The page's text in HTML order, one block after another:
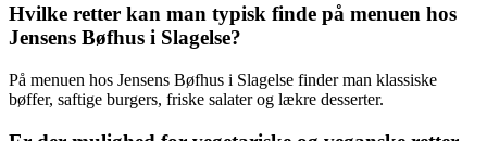
Hvilke retter kan man typisk finde på menuen hos
Jensens Bøfhus i Slagelse?
På menuen hos Jensens Bøfhus i Slagelse finder man klassiske
bøffer, saftige burgers, friske salater og lækre desserter.